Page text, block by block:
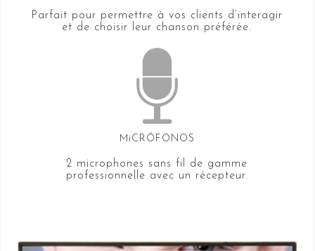
Parfait pour permettre à vos clients d’interagir
et de choisir leur chanson préférée.
MiCRÓFONOS
2 microphones sans fil de gamme
professionnelle avec un récepteur.